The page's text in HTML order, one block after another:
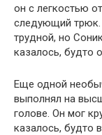
он с легкостью
следующий
трудной, но
казалось, будто
Еще одной
выполнял на
голове. Он мог
казалось, будто